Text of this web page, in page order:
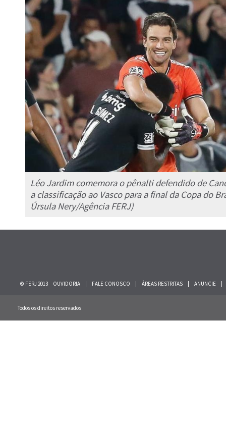
Léo Jardim comemora o pênalti defendido de
a classificação ao Vasco para a final da Copa do
Úrsula Nery/Agência FERJ)
© FERJ 2013 OUVIDORIA FALE CONOSCO ÁREAS RESTRITAS ANUNCIE
Todos os direitos reservados